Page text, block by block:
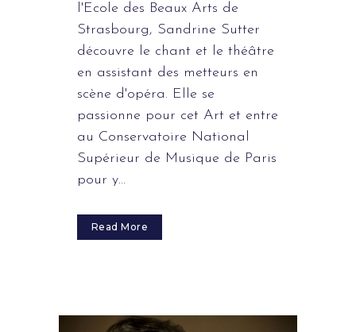
l'Ecole des Beaux Arts de
Strasbourg, Sandrine Sutter
découvre le chant et le théâtre
en assistant des metteurs en
scène d'opéra. Elle se
passionne pour cet Art et entre
au Conservatoire National
Supérieur de Musique de Paris
pour y...
Read More